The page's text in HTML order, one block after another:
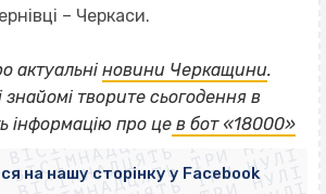
– Черкаси.
актуальні новини Черкащини.
знайомі творите сьогодення в
інформацію про це в бот «18000»
ВІСІМНАДЦЯТЬ ТРИ НУЛІ
ВІСІМНАДЦЯТЬ ТРИ НУЛІ
ВІСІМНАДЦЯТЬ ТРИ НУЛІ
ВІСІМНАДЦЯТЬ ТРИ НУЛІ
на нашу сторінку у Facebook